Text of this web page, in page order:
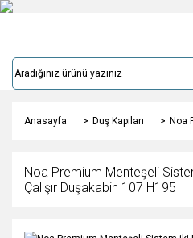
Anasayfa Duş Kapıları Noa
Noa Premium Menteşeli
Çalışır Duşakabin 107 H195